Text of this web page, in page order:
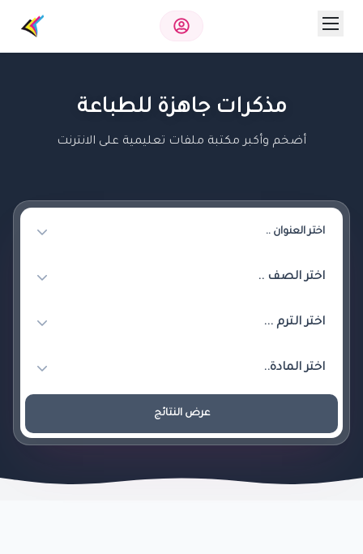
مذكرات جاهزة للطباعة
أضخم وأكبر مكتبة ملفات تعليمية على الانترنت
عرض النتائج